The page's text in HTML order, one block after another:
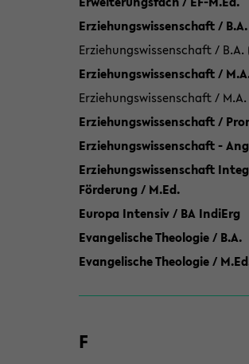
Erziehungswissenschaft / B.A.
Erziehungswissenschaft /
Erziehungswissenschaft /
Erziehungswissenschaft /
Erziehungswissenschaft /
Erziehungswissenschaft -
Erziehungswissenschaft
Förderung / M.Ed.
Europa Intensiv / BA IndiErg
Evangelische Theologie / B.A.
Evangelische Theologie /
F